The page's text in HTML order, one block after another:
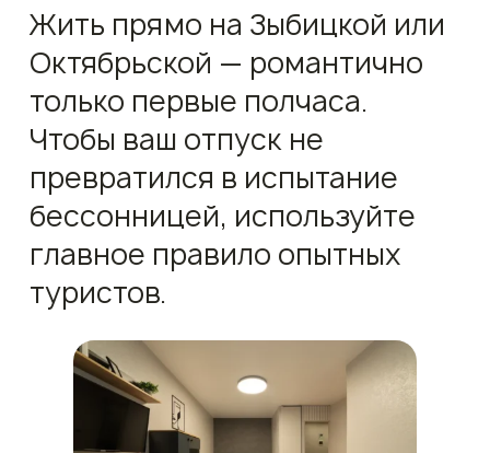
Жить прямо на Зыбицкой или
Октябрьской — романтично
только первые полчаса.
Чтобы ваш отпуск не
превратился в испытание
бессонницей, используйте
главное правило опытных
туристов.